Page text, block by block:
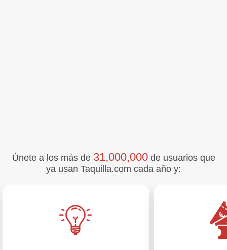
Únete a los más de 31,000,000de usuarios que
ya usan Taquilla.com cada año y: